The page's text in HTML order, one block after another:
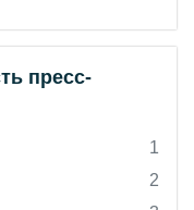
пресс-
1
2